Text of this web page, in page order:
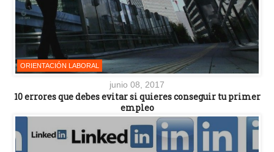
ORIENTACIÓN LABORAL
junio 08, 2017
10 errores que debes evitar si quieres conseguir tu primer
empleo